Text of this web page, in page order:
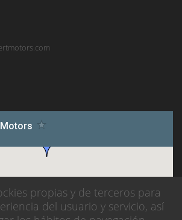
propias y de terceros para
del usuario y servicio, así